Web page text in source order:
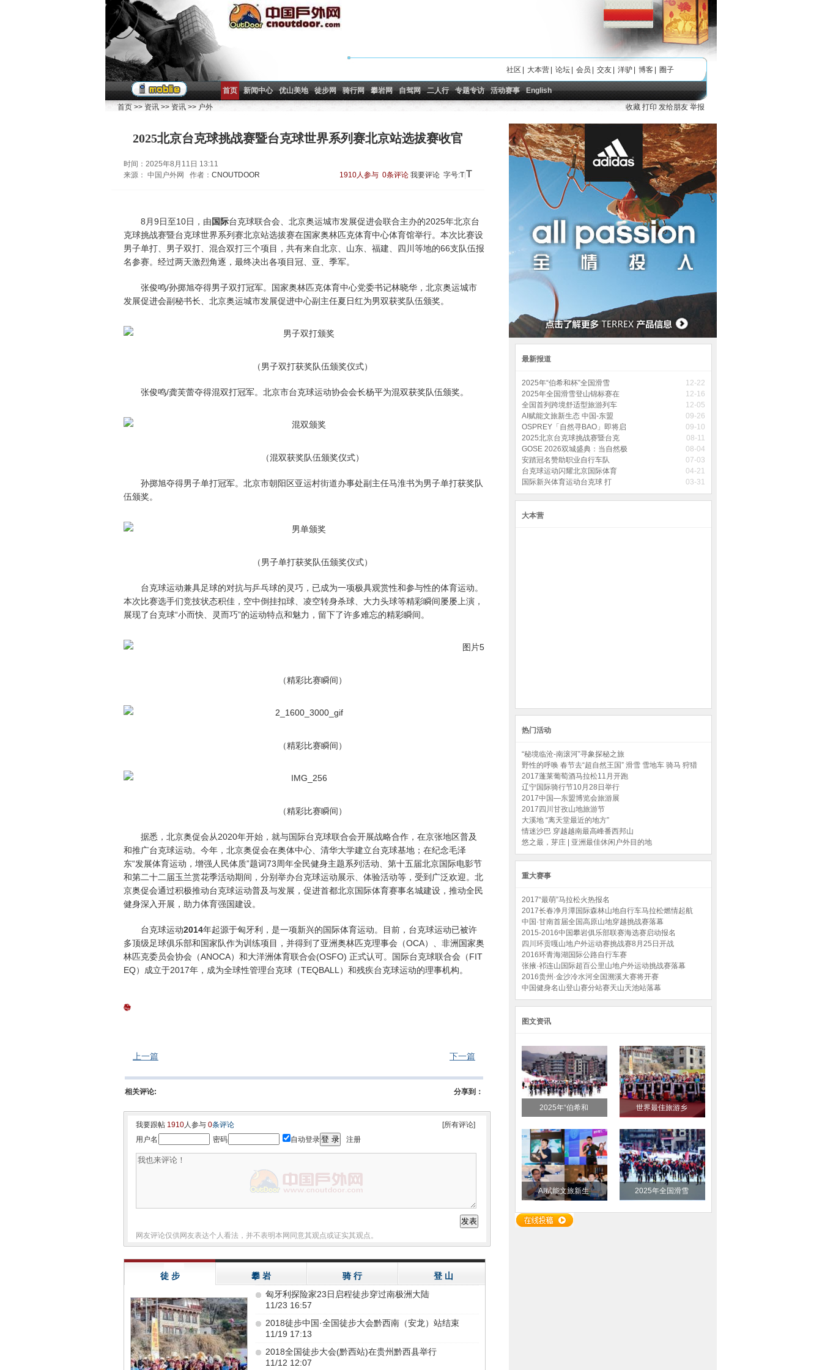
社区 大本营 论坛 会员 交友 洋驴 博客 圈子
首页 新闻中心 优山美地 徒步网 骑行网 攀岩网 自驾网 二人行 专题专访 活动赛事
English
首页 >> 资讯 >> 资讯 >> 户外 收藏 打印 发给朋友 举报
2025北京台克球挑战赛暨台克球世界系列赛北京站选拔赛收官
时间：2025年8月11日 13:11
来源： 中国户外网 作者： CNOUTDOOR 1910人参与 0条评论 我要评论 字号:T|T
8月9日至10日，由国际台克球联合会、北京奥运城市发展促进会联合主办的2025年北京台
克球挑战赛暨台克球世界系列赛北京站选拔赛在国家奥林匹克体育中心体育馆举行。本次比赛设
男子单打、男子双打、混合双打三个项目，共有来自北京、山东、福建、四川等地的66支队伍报
名参赛。 经过两天激烈角逐，最终决出各项目冠、亚、季军。
张俊鸣/孙掷旭夺得男子双打冠军。国家奥林匹克体育中心党委书记林晓华，北京奥运城市
发展促进会副秘书长、北京奥运城市发展促进中心副主任夏日红为男双获奖队伍颁奖。
（男子双打获奖队伍颁奖仪式）
张俊鸣/龚芙蕾夺得混双打冠军。北京市台克球运动协会会长杨平为混双获奖队伍颁奖。
（混双获奖队伍颁奖仪式）
孙掷旭夺得男子单打冠军。北京市朝阳区亚运村街道办事处副主任马淮书为男子单打获奖队
伍颁奖。
（男子单打获奖队伍颁奖仪式）
台克球运动兼具足球的对抗与乒乓球的灵巧，已成为一项极具观赏性和参与性的体育运动。
本次比赛选手们竞技状态积佳，空中倒挂扣球、凌空转身杀球、大力头球等精彩瞬间屡屡上演，
展现了台克球“小而快、灵而巧”的运动特点和魅力，留下了许多难忘的精彩瞬间。
（精彩比赛瞬间）
（精彩比赛瞬间）
（精彩比赛瞬间）
据悉，北京奥促会从2020年开始，就与国际台克球联合会开展战略合作，在京张地区普及
和推广台克球运动。今年，北京奥促会在奥体中心、清华大学建立台克球基地；在纪念毛泽
东“发展体育运动，增强人民体质”题词73周年全民健身主题系列活动、第十五届北京国际电影节
和第二十二届玉兰赏花季活动期间，分别举办台克球运动展示、体验活动等，受到广泛欢迎。北
京奥促会通过积极推动台克球运动普及与发展，促进首都北京国际体育赛事名城建设，推动全民
健身深入开展，助力体育强国建设。
台克球运动2014年起源于匈牙利，是一项新兴的国际体育运动。目前，台克球运动已被许
多顶级足球俱乐部和国家队作为训练项目，并得到了亚洲奥林匹克理事会（OCA）、非洲国家奥
林匹克委员会协会（ANOCA）和大洋洲体育联合会(OSFO) 正式认可。国际台克球联合会（FIT
EQ）成立于2017年，成为全球性管理台克球（TEQBALL）和残疾台克球运动的理事机构。
上一篇 下一篇
分享到：
相关评论:
我要跟帖 1910 人参与 0条评论
[所有评论]
用户名
密码 自动登录 注册
网友评论仅供网友表达个人看法，并不表明本网同意其观点或证实其观点。
徒 步 攀 岩 骑 行
登 山
匈牙利探险家23日启程徒步穿过南极洲大陆
11/23 16:57
2018徒步中国·全国徒步大会黔西南（安龙）站结束
11/19 17:13
2018全国徒步大会(黔西站)在贵州黔西县举行
11/12 12:07
最新报道
12-22
2025年“伯希和杯”全国滑雪
12-16
2025年全国滑雪登山锦标赛在
12-05
全国首列跨境舒适型旅游列车
09-26
AI赋能文旅新生态 中国-东盟
09-10
OSPREY「自然寻BAO」即将启
08-11
2025北京台克球挑战赛暨台克
08-04
GOSE 2026双城盛典：当自然极
07-03
安踏冠名赞助职业自行车队
04-21
台克球运动闪耀北京国际体育
03-31
国际新兴体育运动台克球 打
大本营
热门活动
“秘境临沧-南滚河”寻象探秘之旅
野性的呼唤 春节去“超自然王国” 滑雪 雪地车 骑马 狩猎
2017蓬莱葡萄酒马拉松11月开跑
辽宁国际骑行节10月28日举行
2017中国—东盟博览会旅游展
2017四川甘孜山地旅游节
大溪地 “离天堂最近的地方”
情迷沙巴 穿越越南最高峰番西邦山
悠之最，芽庄 | 亚洲最佳休闲户外目的地
重大赛事
2017“最萌”马拉松火热报名
2017长春净月潭国际森林山地自行车马拉松燃情起航
中国·甘南首届全国高原山地穿越挑战赛落幕
2015-2016中国攀岩俱乐部联赛海选赛启动报名
四川环贡嘎山地户外运动赛挑战赛8月25日开战
2016环青海湖国际公路自行车赛
张掖·祁连山国际超百公里山地户外运动挑战赛落幕
2016贵州·金沙冷水河全国溯溪大赛将开赛
中国健身名山登山赛分站赛天山天池站落幕
图文资讯
世界最佳旅游乡
2025年“伯希和
2025年全国滑雪
AI赋能文旅新生